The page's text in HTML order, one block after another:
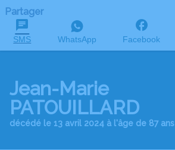
Partager
SMS WhatsApp Facebook
Jean-Marie
PATOUILLARD
décédé le 13 avril 2024 à l'âge de 87 ans